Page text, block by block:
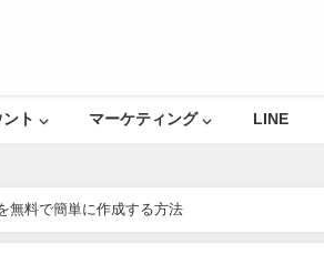
ント ⌵ マーケティング ⌵ LINE
無料で簡単に作成する方法